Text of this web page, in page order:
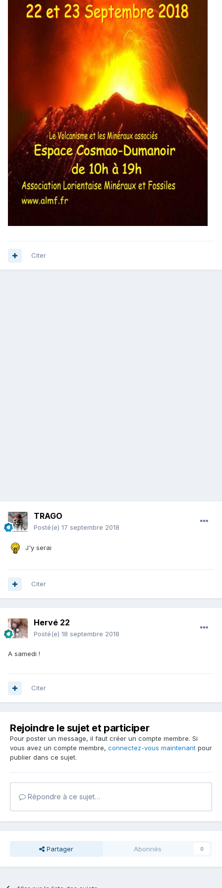
Citer
TRAGO
Posté(e) 17 septembre 2018
J'y serai
Citer
Hervé 22
Posté(e) 18 septembre 2018
A samedi !
Citer
Rejoindre le sujet et participer
Pour poster un message, il faut créer un compte membre. Si
vous avez un compte membre, connectez-vous maintenant pour
publier dans ce sujet.
Répondre à ce sujet…
Partager Abonnés 0